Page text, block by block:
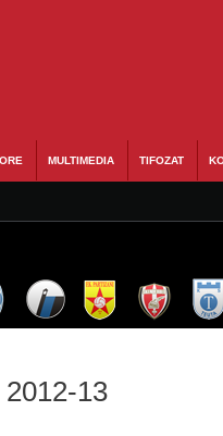
MULTIMEDIA TIFOZAT
13